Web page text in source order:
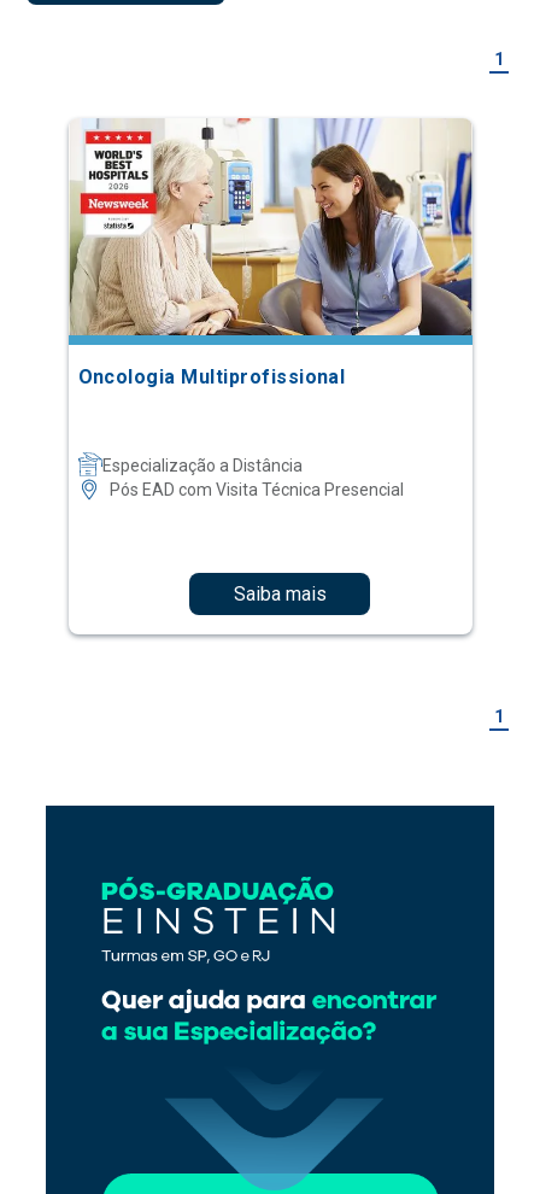
1
Oncologia Multiprofissional
Especialização a Distância
Pós EAD com Visita Técnica Presencial
Saiba mais
1